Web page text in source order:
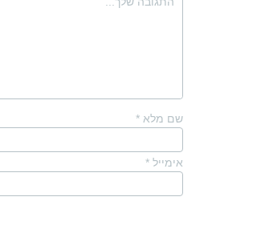
שם מלא *
אימייל *